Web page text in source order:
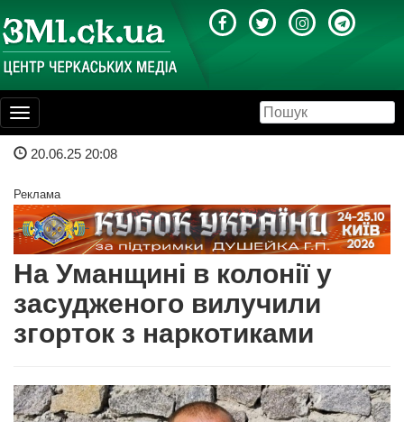
Toggle
navigation
20.06.25 20:08
Реклама
На Уманщині в колонії у
засудженого вилучили
згорток з наркотиками